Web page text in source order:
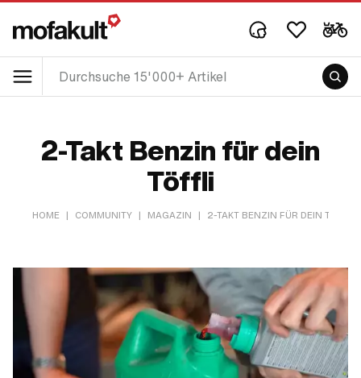
2-Takt Benzin für dein
Töffli
HOME | COMMUNITY | MAGAZIN | 2-TAKT BENZIN FÜR DEIN TÖFFLI